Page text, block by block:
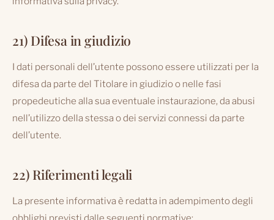
21) Difesa in giudizio
I dati personali dell’utente possono essere utilizzati per la
difesa da parte del Titolare in giudizio o nelle fasi
propedeutiche alla sua eventuale instaurazione, da abusi
nell’utilizzo della stessa o dei servizi connessi da parte
dell’utente.
22) Riferimenti legali
La presente informativa è redatta in adempimento degli